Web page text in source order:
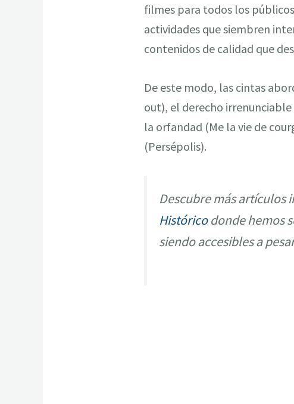
filmes para todos los
actividades que siembren
contenidos de calidad que
De este modo, las cintas
out), el derecho
la orfandad (Me la vie de
(Persépolis).
Descubre más artículos
Históricodonde hemos
siendo accesibles a